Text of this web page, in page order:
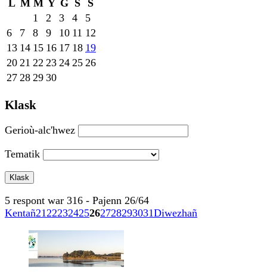
L M M Y G S
S
1
2 3 4
5
6
7 8 9 10 11 12
13 14 15 16 17 18 19
20 21 22 23 24 25 26
27 28 29 30
Klask
Gerioù-alc'hwez
Tematik
5 respont war 316 - Pajenn 26/64
Kentañ21 22232425262728293031Diwezhañ